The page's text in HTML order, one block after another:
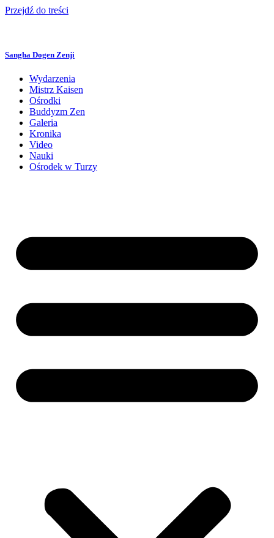
Przejdź do treści
Sangha Dogen Zenji
Wydarzenia
Mistrz Kaisen
Ośrodki
Buddyzm Zen
Galeria
Kronika
Video
Nauki
Ośrodek w Turzy